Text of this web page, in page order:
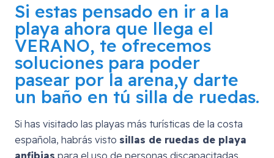
Si estas pensado en ir a la
playa ahora que llega el
VERANO, te ofrecemos
soluciones para poder
pasear por la arena,y darte
un baño en tú silla de ruedas.
Si has visitado las playas más turísticas de la costa
española, habrás visto sillas de ruedas de playa